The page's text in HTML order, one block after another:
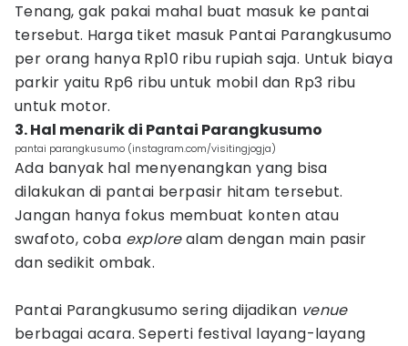
Tenang, gak pakai mahal buat masuk ke pantai
tersebut. Harga tiket masuk Pantai Parangkusumo
per orang hanya Rp10 ribu rupiah saja. Untuk biaya
parkir yaitu Rp6 ribu untuk mobil dan Rp3 ribu
untuk motor.
3. Hal menarik di Pantai Parangkusumo
pantai parangkusumo (instagram.com/visitingjogja)
Ada banyak hal menyenangkan yang bisa
dilakukan di pantai berpasir hitam tersebut.
Jangan hanya fokus membuat konten atau
swafoto, coba explorealam dengan main pasir
dan sedikit ombak.
Pantai Parangkusumo sering dijadikan venue
berbagai acara. Seperti festival layang-layang